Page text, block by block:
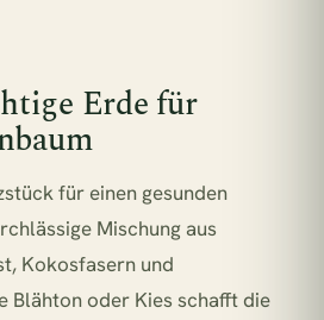
Erde für
für einen gesunden
Mischung aus
Kokosfasern und
Blähton oder Kies schafft die